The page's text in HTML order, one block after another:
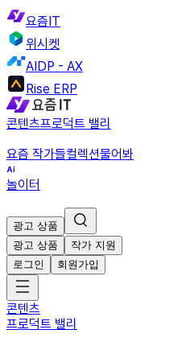
요즘IT
위시켓
AIDP - AX
Rise ERP
콘텐츠프로덕트 밸리
요즘 작가들컬렉션물어봐
놀이터
광고 상품
광고 상품
작가 지원
로그인
회원가입
콘텐츠
프로덕트 밸리